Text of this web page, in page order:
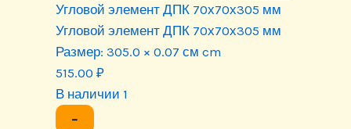
Угловой элемент ДПК 70х70х305 мм
Угловой элемент ДПК 70х70х305 мм
Размер: 305.0 × 0.07 см cm
515.00 ₽
В наличии 1
−